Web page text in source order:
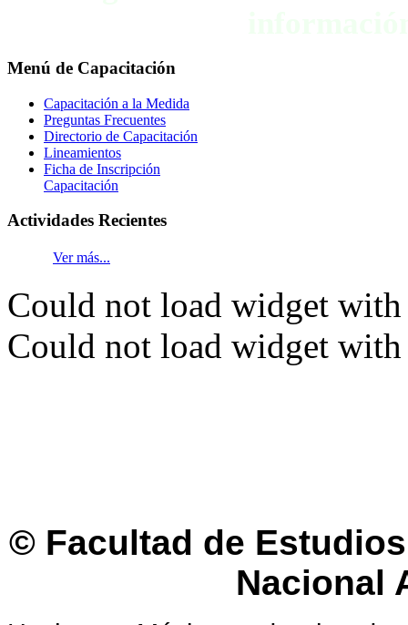
Menú de Capacitación
Capacitación a la Medida
Preguntas Frecuentes
Directorio de Capacitación
Lineamientos
Ficha de Inscripción
Capacitación
Actividades Recientes
Ver más...
Could not load widget
Could not load widget
© Facultad de
Nacional